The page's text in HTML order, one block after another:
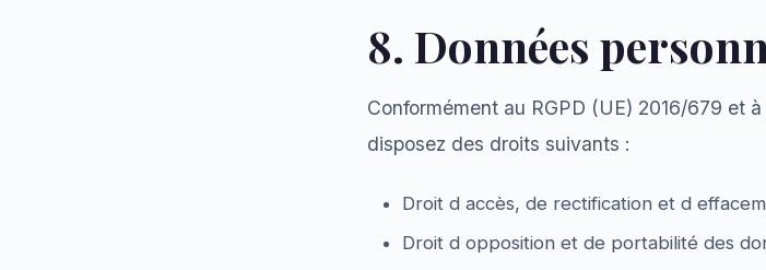
8. Données
Conformément au RGPD (UE) 2016/679 et
disposez des droits suivants :
Droit d accès, de rectification et d
Droit d opposition et de portabilité des